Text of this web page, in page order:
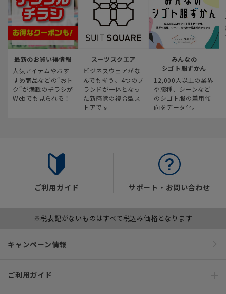
最新のお買い得情報
人気アイテムやおす
すめ商品などの“おト
ク“が満載のチラシが
Webでも見られる！
スーツスクエア
ビジネスウェアがな
んでも揃う、4つのブ
ランドが一体となっ
た新感覚の複合型ス
トアです
みんなの
シゴト服ずかん
12,000人以上の業界
や職種、シーンなど
のシゴト服の着用傾
向をデータ化。
ご利用ガイド サポート・お問い合わせ
※税表記がないものはすべて税込み価格となります
キャンペーン情報
ご利用ガイド